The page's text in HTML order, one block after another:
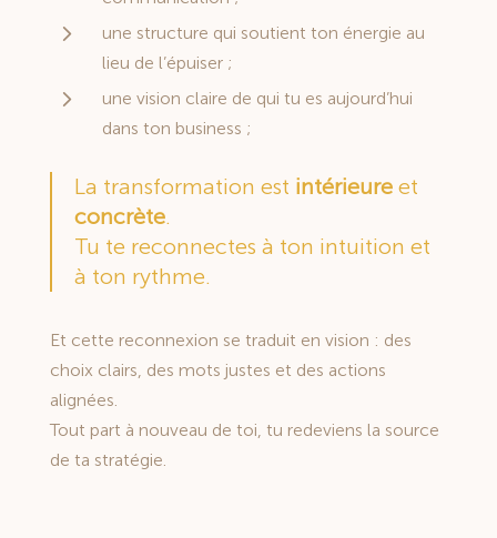
5
une structure qui soutient ton énergie au
lieu de l’épuiser ;
5
une vision claire de qui tu es aujourd’hui
dans ton business ;
La transformation est intérieureet
concrète.
Tu te reconnectes à ton intuition et
à ton rythme.
Et cette reconnexion se traduit en vision : des
choix clairs, des mots justes et des actions
alignées.
Tout part à nouveau de toi, tu redeviens la source
de ta stratégie.